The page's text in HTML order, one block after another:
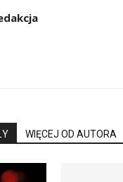
WIĘCEJ OD AUTORA